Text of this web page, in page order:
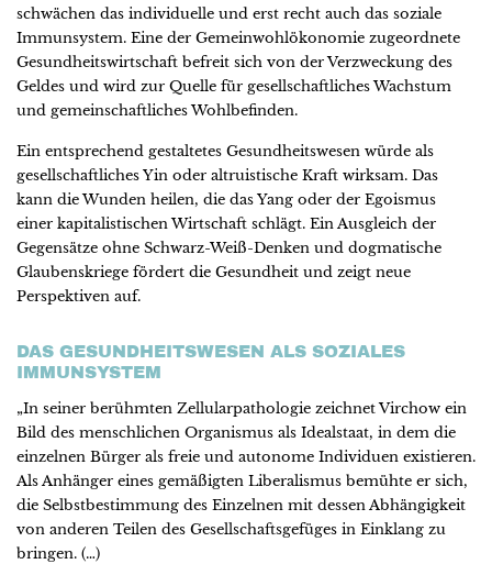
schwächen das individuelle und erst recht auch das soziale
Immunsystem. Eine der Gemeinwohlökonomie zugeordnete
Gesundheitswirtschaft befreit sich von der Verzweckung des
Geldes und wird zur Quelle für gesellschaftliches Wachstum
und gemeinschaftliches Wohlbefinden.
Ein entsprechend gestaltetes Gesundheitswesen würde als
gesellschaftliches Yin oder altruistische Kraft wirksam. Das
kann die Wunden heilen, die das Yang oder der Egoismus
einer kapitalistischen Wirtschaft schlägt. Ein Ausgleich der
Gegensätze ohne Schwarz-Weiß-Denken und dogmatische
Glaubenskriege fördert die Gesundheit und zeigt neue
Perspektiven auf.
DAS GESUNDHEITSWESEN ALS SOZIALES
IMMUNSYSTEM
„In seiner berühmten Zellularpathologie zeichnet Virchow ein
Bild des menschlichen Organismus als Idealstaat, in dem die
einzelnen Bürger als freie und autonome Individuen existieren.
Als Anhänger eines gemäßigten Liberalismus bemühte er sich,
die Selbstbestimmung des Einzelnen mit dessen Abhängigkeit
von anderen Teilen des Gesellschaftsgefüges in Einklang zu
bringen. (…)